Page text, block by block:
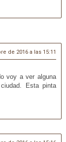
de 2016 a las 15:11
voy a ver alguna
Esta pinta